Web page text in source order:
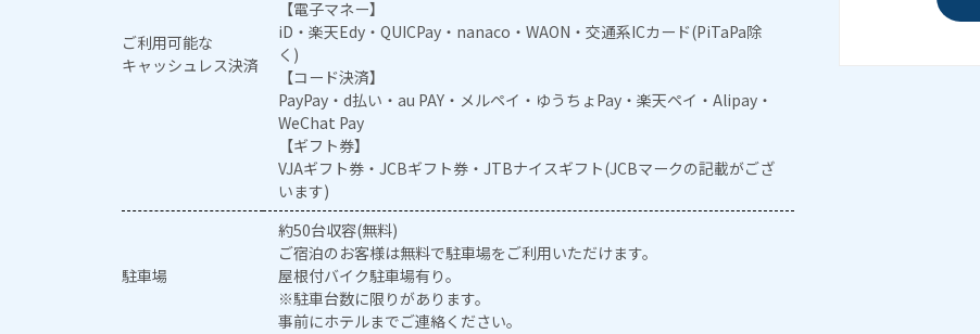
ご利用可能な
キャッシュレス決済
【電子マネー】
iD・楽天Edy・QUICPay・nanaco・WAON・交通系ICカード(PiTaPa除
く)
【コード決済】
PayPay・d払い・au PAY・メルペイ・ゆうちょPay・楽天ペイ・Alipay・
WeChat Pay
【ギフト券】
VJAギフト券・JCBギフト券・JTBナイスギフト(JCBマークの記載がござ
います)
駐車場
約50台収容(無料)
ご宿泊のお客様は無料で駐車場をご利用いただけます。
屋根付バイク駐車場有り。
※駐車台数に限りがあります。
事前にホテルまでご連絡ください。